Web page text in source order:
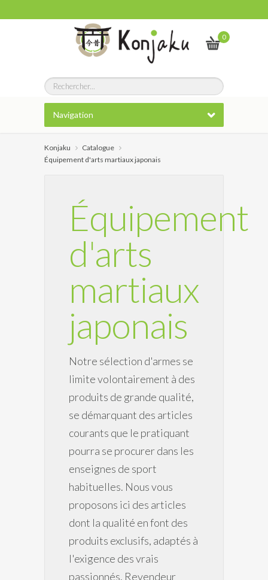
0
Navigation
Konjaku
Catalogue
Équipement d'arts martiaux japonais
Équipement
d'arts
martiaux
japonais
Notre sélection d'armes se
limite volontairement à des
produits de grande qualité,
se démarquant des articles
courants que le pratiquant
pourra se procurer dans les
enseignes de sport
habituelles. Nous vous
proposons ici des articles
dont la qualité en font des
produits exclusifs, adaptés à
l'exigence des vrais
passionnés. Revendeur